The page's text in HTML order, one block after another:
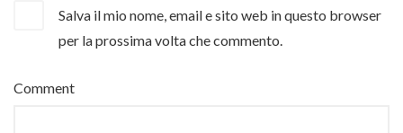
Salva il mio nome, email e sito web in questo browser
per la prossima volta che commento.
Comment